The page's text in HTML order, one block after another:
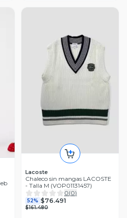
Lacoste
Chaleco sin mangas LACOSTE
- Talla M (VOP01131457)
0(0)
52% $76.491
$161.480